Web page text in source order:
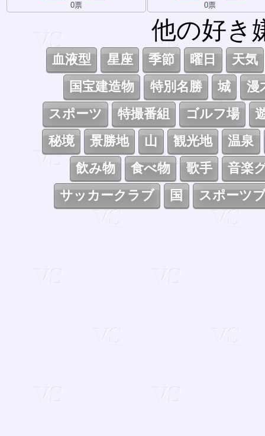
0票 0票
他の好き
血液型 星座 季節 曜日
天気
国宝建造物
特別名勝 城
漫
スポーツ
特撮番組 ゴルフ場
秘境
景勝地 山 観光地
温泉
飲み物
食べ物 歌手
音楽
サッカークラブ
国 スポーツ